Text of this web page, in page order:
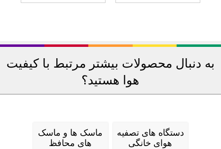
به دنبال محصولات بیشتر مرتبط با کیفیت
هوا هستید؟
دستگاه های تصفیه
هوای خانگی
ماسک ها و ماسک
های محافظ